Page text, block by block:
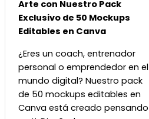
Arte con Nuestro Pack
Exclusivo de 50 Mockups
Editables en Canva
¿Eres un coach, entrenador
personal o emprendedor en el
mundo digital? Nuestro pack
de 50 mockups editables en
Canva está creado pensando